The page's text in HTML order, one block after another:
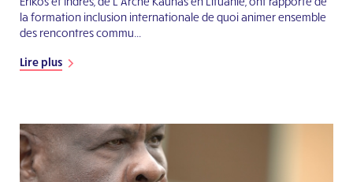
la formation inclusion internationale de quoi animer ensemble
des rencontres commu...
Lire plus